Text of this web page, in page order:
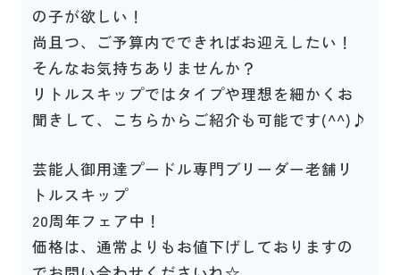
の子が欲しい！
尚且つ、ご予算内でできればお迎えしたい！
そんなお気持ちありませんか？
リトルスキップではタイプや理想を細かくお
聞きして、こちらからご紹介も可能です(^^)♪
芸能人御用達プードル専門ブリーダー老舗リ
トルスキップ
20周年フェア中！
価格は、通常よりもお値下げしておりますの